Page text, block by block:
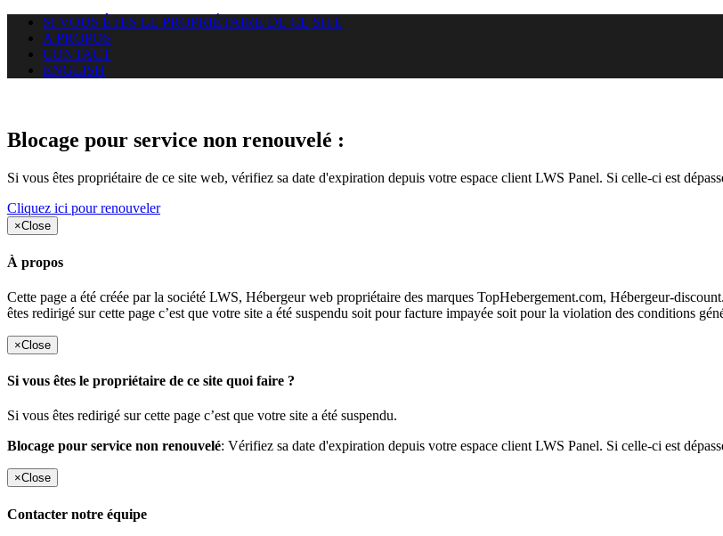
SI VOUS ÊTES LE PROPRIÉTAIRE DE CE SITE
A PROPOS
CONTACT
ENGLISH
Blocage pour service non renouvelé :
Si vous êtes propriétaire de ce site web, vérifiez sa date d'expiration depuis votre espace client LWS Panel. Si celle-ci est
Cliquez ici pour renouveler
×Close
À propos
Cette page a été créée par la société LWS, Hébergeur web propriétaire des marques TopHebergement.com, Hébergeur-
êtes redirigé sur cette page c’est que votre site a été suspendu soit pour facture impayée soit pour la violation des conditions
×Close
Si vous êtes le propriétaire de ce site quoi faire ?
Si vous êtes redirigé sur cette page c’est que votre site a été suspendu.
Blocage pour service non renouvelé: Vérifiez sa date d'expiration depuis votre espace client LWS Panel. Si celle-ci est
×Close
Contacter notre équipe